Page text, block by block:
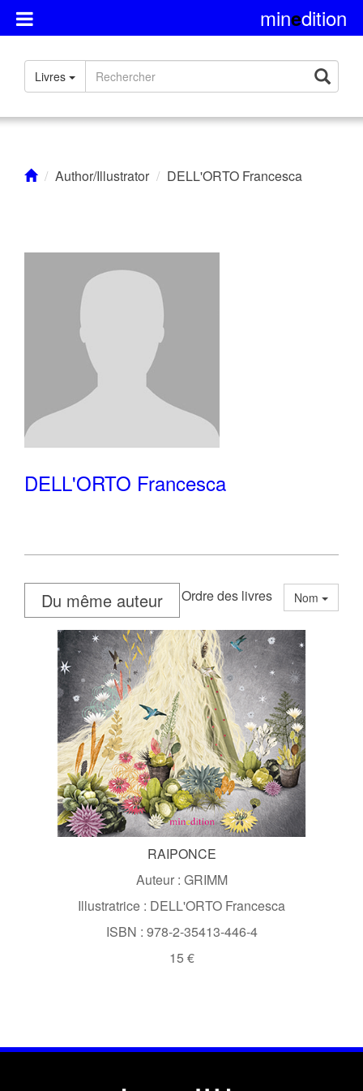
minedition
Rights
Contact
Livres
Author/Illustrator DELL'ORTO Francesca
DELL'ORTO Francesca
Du même auteur Ordre des livres Nom
RAIPONCE
Auteur : GRIMM
Illustratrice : DELL'ORTO Francesca
ISBN : 978-2-35413-446-4
15 €